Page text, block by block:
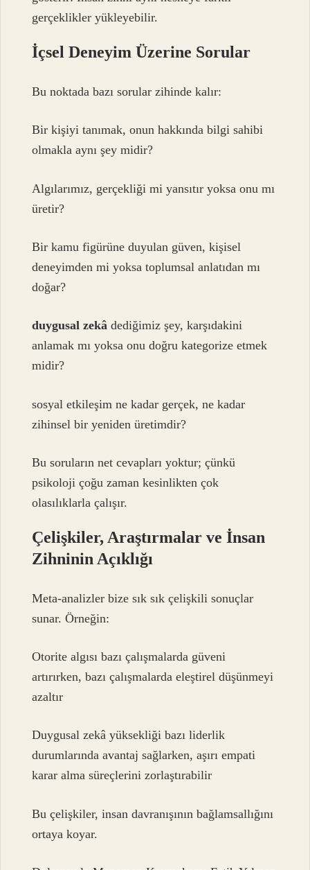
gerçeklikler yükleyebilir.
İçsel Deneyim Üzerine Sorular
Bu noktada bazı sorular zihinde kalır:
Bir kişiyi tanımak, onun hakkında bilgi sahibi
olmakla aynı şey midir?
Algılarımız, gerçekliği mi yansıtır yoksa onu mı
üretir?
Bir kamu figürüne duyulan güven, kişisel
deneyimden mi yoksa toplumsal anlatıdan mı
doğar?
duygusal zekâ dediğimiz şey, karşıdakini
anlamak mı yoksa onu doğru kategorize etmek
midir?
sosyal etkileşim ne kadar gerçek, ne kadar
zihinsel bir yeniden üretimdir?
Bu soruların net cevapları yoktur; çünkü
psikoloji çoğu zaman kesinlikten çok
olasılıklarla çalışır.
Çelişkiler, Araştırmalar ve İnsan
Zihninin Açıklığı
Meta-analizler bize sık sık çelişkili sonuçlar
sunar. Örneğin:
Otorite algısı bazı çalışmalarda güveni
artırırken, bazı çalışmalarda eleştirel düşünmeyi
azaltır
Duygusal zekâ yüksekliği bazı liderlik
durumlarında avantaj sağlarken, aşırı empati
karar alma süreçlerini zorlaştırabilir
Bu çelişkiler, insan davranışının bağlamsallığını
ortaya koyar.